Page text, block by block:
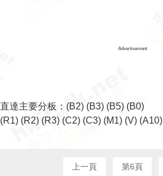
Advertisement
直達主要分板： (B2) (B3) (B5) (B0)
(R1) (R2) (R3) (C2) (C3) (M1) (V) (A10)
上一頁 第6頁